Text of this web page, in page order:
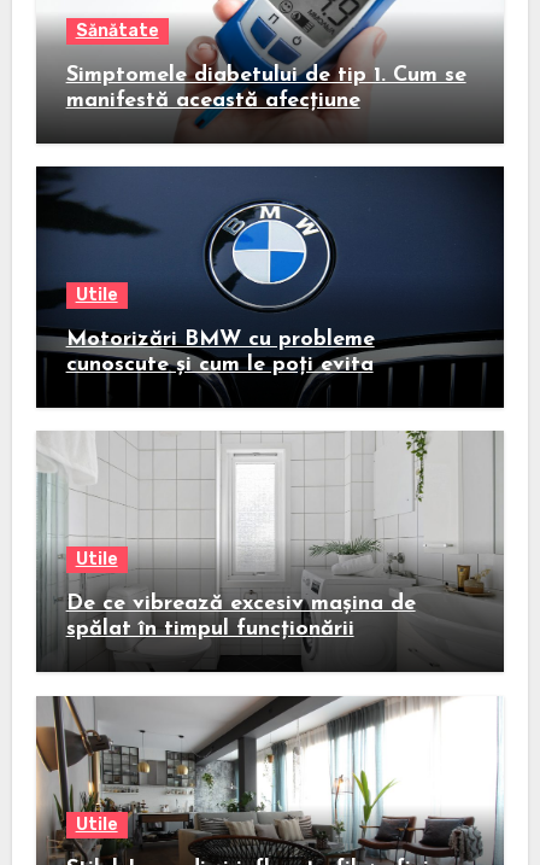
Sănătate
Simptomele diabetului de tip 1. Cum se
manifestă această afecțiune
Utile
Motorizări BMW cu probleme
cunoscute și cum le poți evita
Utile
De ce vibrează excesiv mașina de
spălat în timpul funcționării
Utile